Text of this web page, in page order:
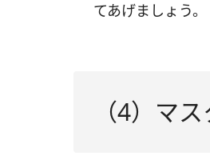
てあげましょう。
（4）マ